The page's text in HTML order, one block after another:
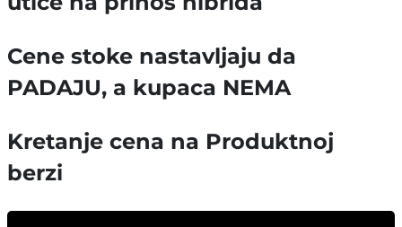
Cene stoke nastavljaju da
PADAJU, a kupaca NEMA
Kretanje cena na Produktnoj
berzi